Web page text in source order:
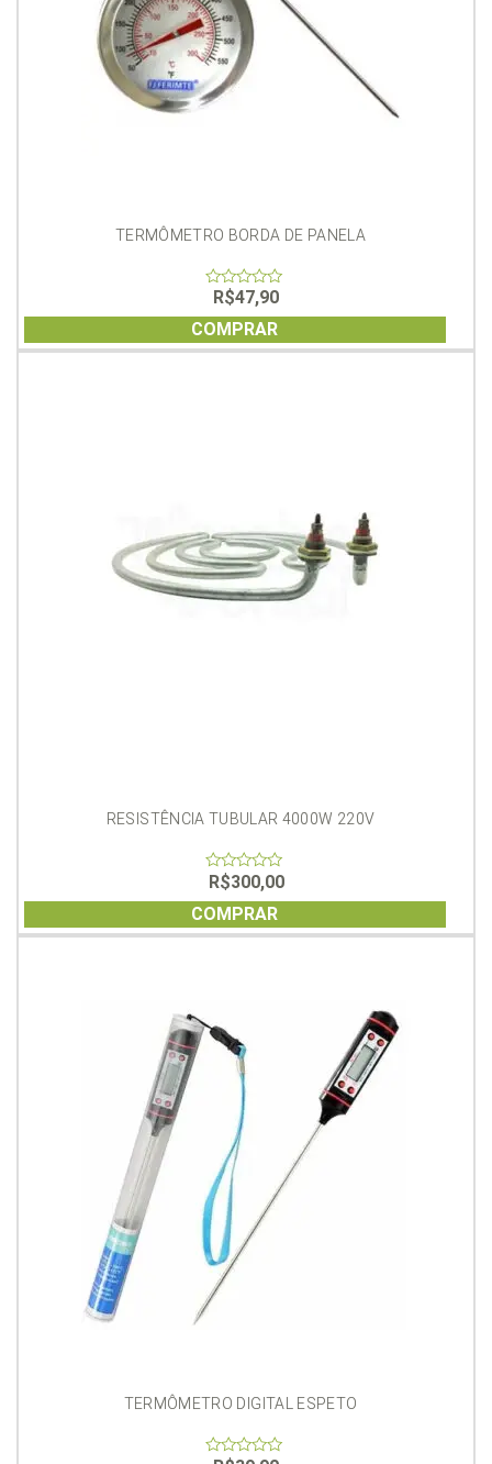
TERMÔMETRO BORDA DE PANELA
of
5
R$47,90
COMPRAR
RESISTÊNCIA TUBULAR 4000W 220V
0
out
of
5
R$300,00
COMPRAR
TERMÔMETRO DIGITAL ESPETO